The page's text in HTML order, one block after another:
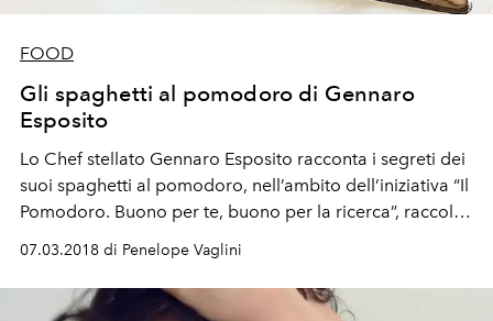
FOOD
Gli spaghetti al pomodoro di Gennaro
Esposito
Lo Chef stellato Gennaro Esposito racconta i segreti dei
suoi spaghetti al pomodoro, nell’ambito dell’iniziativa “Il
Pomodoro. Buono per te, buono per la ricerca”, raccolta
fondi promossa dalla Fondazione Umberto Veronesi.
07.03.2018 di Penelope Vaglini